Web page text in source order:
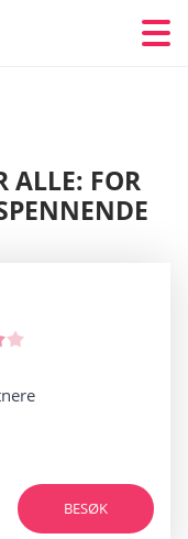
ALLE: FOR
BESØK